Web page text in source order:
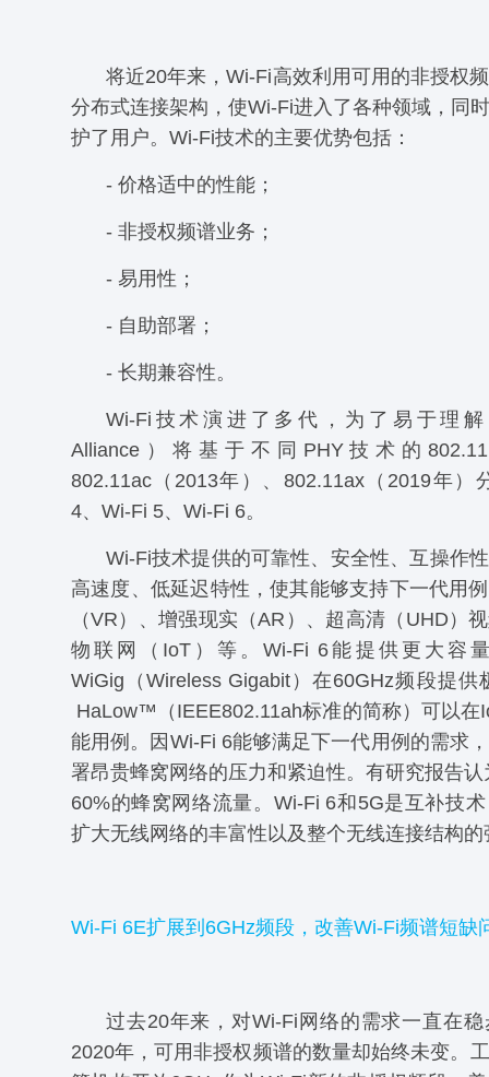
将近20年来，Wi-Fi高效利用可用的非授权
分布式连接架构，使Wi-Fi进入了各种领域，同
护了用户。Wi-Fi技术的主要优势包括：
- 价格适中的性能；
- 非授权频谱业务；
- 易用性；
- 自助部署；
- 长期兼容性。
Wi-Fi技术演进了多代，为了易于理解
Alliance）将基于不同PHY技术的
802.11ac（2013年）、802.11ax（2019年）
4、Wi-Fi 5、Wi-Fi 6。
Wi-Fi技术提供的可靠性、安全性、互操作
高速度、低延迟特性，使其能够支持下一代用
（VR）、增强现实（AR）、超高清（UHD）
物联网（IoT）等。Wi-Fi 6能提供更大容
WiGig（Wireless Gigabit）在60GHz频段提供
HaLow™（IEEE802.11ah标准的简称）可以在
能用例。因Wi-Fi 6能够满足下一代用例的需求
署昂贵蜂窝网络的压力和紧迫性。有研究报告
60%的蜂窝网络流量。Wi-Fi 6和5G是互补技
扩大无线网络的丰富性以及整个无线连接结构
Wi-Fi 6E扩展到6GHz频段，改善Wi-Fi频谱短缺
过去20年来，对Wi-Fi网络的需求一直在
2020年，可用非授权频谱的数量却始终未变。